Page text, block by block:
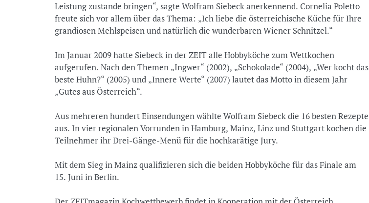
Leistung zustande bringen“, sagte Wolfram Siebeck anerkennend. Cornelia Poletto
freute sich vor allem über das Thema: „Ich liebe die österreichische Küche für Ihre
grandiosen Mehlspeisen und natürlich die wunderbaren Wiener Schnitzel.“
Im Januar 2009 hatte Siebeck in der ZEIT alle Hobbyköche zum Wettkochen
aufgerufen. Nach den Themen „Ingwer“ (2002), „Schokolade“ (2004), „Wer kocht das
beste Huhn?“ (2005) und „Innere Werte“ (2007) lautet das Motto in diesem Jahr
„Gutes aus Österreich“.
Aus mehreren hundert Einsendungen wählte Wolfram Siebeck die 16 besten Rezepte
aus. In vier regionalen Vorrunden in Hamburg, Mainz, Linz und Stuttgart kochen die
Teilnehmer ihr Drei-Gänge-Menü für die hochkarätige Jury.
Mit dem Sieg in Mainz qualifizieren sich die beiden Hobbyköche für das Finale am
15. Juni in Berlin.